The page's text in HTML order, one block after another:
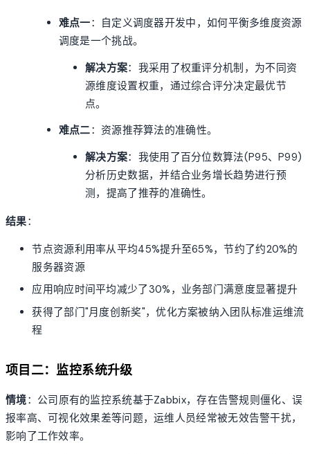
难点一：自定义调度器开发中，如何平衡多维度资源
调度是一个挑战。
解决方案：我采用了权重评分机制，为不同资
源维度设置权重，通过综合评分决定最优节
点。
难点二：资源推荐算法的准确性。
解决方案：我使用了百分位数算法(P95、P99)
分析历史数据，并结合业务增长趋势进行预
测，提高了推荐的准确性。
结果：
节点资源利用率从平均45%提升至65%，节约了约20%的
服务器资源
应用响应时间平均减少了30%，业务部门满意度显著提升
获得了部门"月度创新奖"，优化方案被纳入团队标准运维流
程
项目二：监控系统升级
情境：公司原有的监控系统基于Zabbix，存在告警规则僵化、误
报率高、可视化效果差等问题，运维人员经常被无效告警干扰，
影响了工作效率。